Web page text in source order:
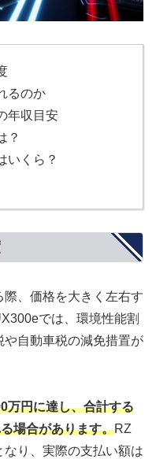
るのか
年収目安
？
いくら？
、価格を大きく左右す
では、環境性能割
自動車税の減免措置が
万円に達し、合計する
場合があります。RZ
り、実際の支払い額は